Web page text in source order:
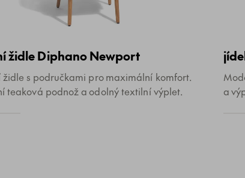
židle Diphano Newport
židle s područkami pro maximální komfort.
teaková podnož a odolný textilní výplet.
a